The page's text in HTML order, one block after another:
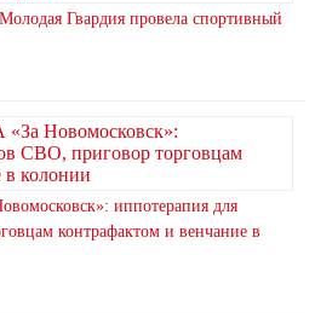
Гвардия провела спортивный
иппотерапия для
контрафактом и венчание в